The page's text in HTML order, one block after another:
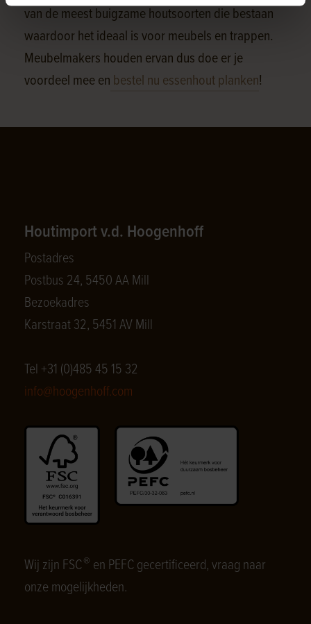
van de meest buigzame houtsoorten die bestaan
waardoor het ideaal is voor meubels en trappen.
Meubelmakers houden ervan dus doe er je
voordeel mee en bestel nu essenhout planken!
Houtimport v.d. Hoogenhoff
Postadres
Postbus 24, 5450 AA Mill
Bezoekadres
Karstraat 32, 5451 AV Mill
Tel +31 (0)485 45 15 32
info@hoogenhoff.com
Wij zijn FSC® en PEFC gecertificeerd, vraag naar
onze mogelijkheden.